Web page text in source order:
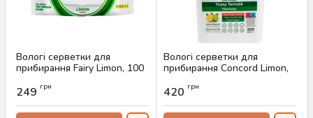
Вологі серветки для
прибирання Fairy Limon, 100
Артикул:
249 грн
Вологі серветки для
прибирання Concord Limon,
Артикул:
420 грн